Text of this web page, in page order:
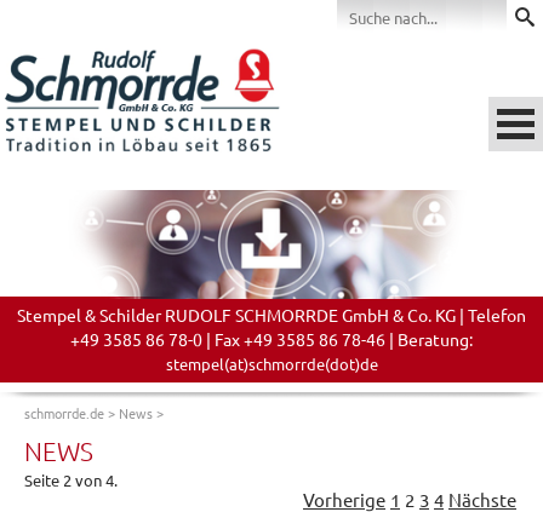
Stempel & Schilder RUDOLF SCHMORRDE GmbH & Co. KG | Telefon
+49 3585 86 78-0 | Fax +49 3585 86 78-46 | Beratung:
stempel(at)schmorrde(dot)de
schmorrde.de> News>
NEWS
Seite 2 von 4.
Vorherige 1 2 3 4 Nächste